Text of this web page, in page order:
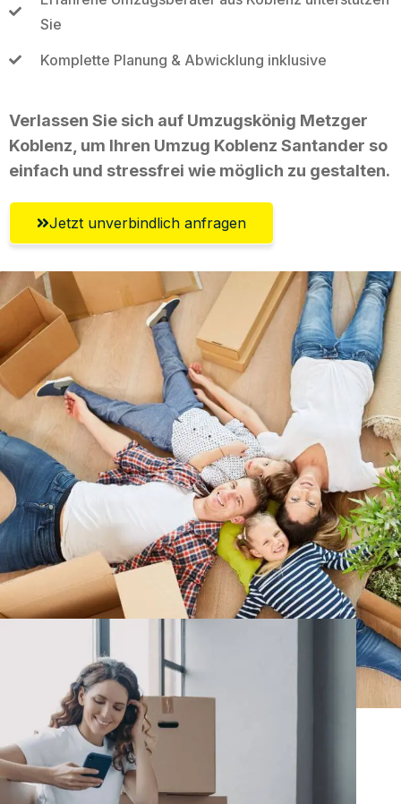
Sie
Komplette Planung & Abwicklung inklusive
Verlassen Sie sich auf Umzugskönig Metzger
Koblenz, um Ihren Umzug Koblenz Santander so
einfach und stressfrei wie möglich zu gestalten.
Jetzt unverbindlich anfragen